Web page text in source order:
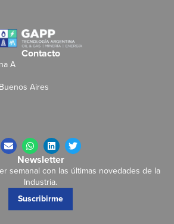
Contacto
A
Aires
Newsletter
semanal con las últimas novedades de la
Industria.
Suscribirme